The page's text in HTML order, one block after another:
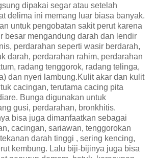
dipakai segar atau setelah
delima ini memang luar biasa banyak.
untuk pengobatan sakit perut karena
besar mengandung darah dan lendir
perdarahan seperti wasir berdarah,
darah, perdarahan rahim, perdarahan
radang tenggorok, radang telinga,
dan nyeri lambung.Kulit akar dan kulit
cacingan, terutama cacing pita
Bunga digunakan untuk
gusi, perdarahan, bronkhitis.
bisa juga dimanfaatkan sebagai
cacingan, sariawan, tenggorokan
darah tinggi , sering kencing,
kembung. Lalu biji-bijinya juga bisa